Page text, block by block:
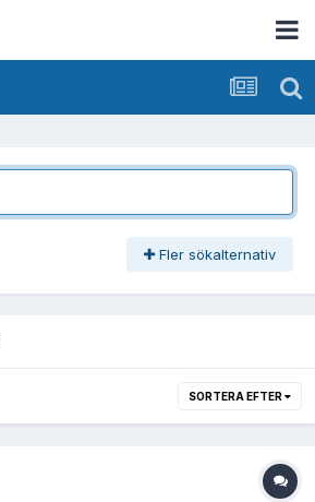
Fler sökalternativ
SORTERA EFTER